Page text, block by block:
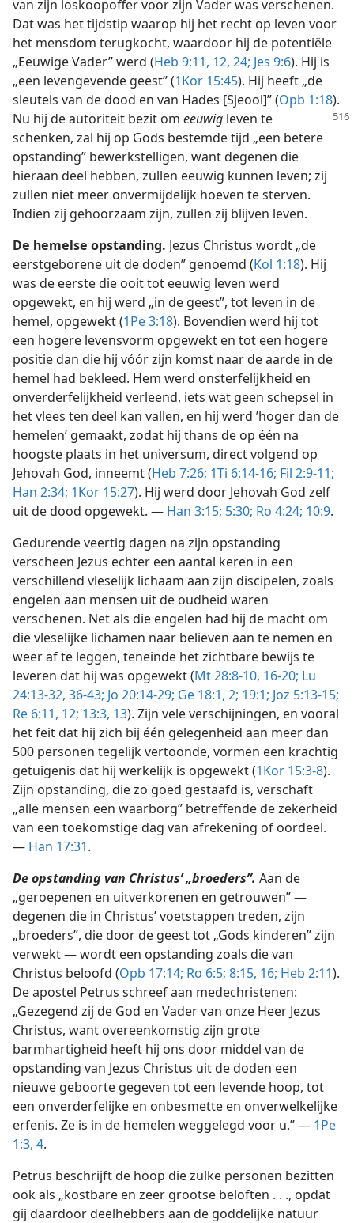
van zijn loskoopoffer voor zijn Vader was verschenen.
Dat was het tijdstip waarop hij het recht op leven voor
het mensdom terugkocht, waardoor hij de potentiële
„Eeuwige Vader” werd (Heb 9:11, 12, 24; Jes 9:6). Hij is
„een levengevende geest” (1Kor 15:45). Hij heeft „de
sleutels van de dood en van Hades [Sjeool]” (Opb 1:18).
Nu hij de autoriteit bezit om eeuwig leven te
schenken, zal hij op Gods bestemde tijd „een betere
opstanding” bewerkstelligen, want degenen die
hieraan deel hebben, zullen eeuwig kunnen leven; zij
zullen niet meer onvermijdelijk hoeven te sterven.
Indien zij gehoorzaam zijn, zullen zij blijven leven.
De hemelse opstanding. Jezus Christus wordt „de
eerstgeborene uit de doden” genoemd (Kol 1:18). Hij
was de eerste die ooit tot eeuwig leven werd
opgewekt, en hij werd „in de geest”, tot leven in de
hemel, opgewekt (1Pe 3:18). Bovendien werd hij tot
een hogere levensvorm opgewekt en tot een hogere
positie dan die hij vóór zijn komst naar de aarde in de
hemel had bekleed. Hem werd onsterfelijkheid en
onverderfelijkheid verleend, iets wat geen schepsel in
het vlees ten deel kan vallen, en hij werd ’hoger dan de
hemelen’ gemaakt, zodat hij thans de op één na
hoogste plaats in het universum, direct volgend op
Jehovah God, inneemt (Heb 7:26; 1Ti 6:14-16; Fil 2:9-11;
Han 2:34; 1Kor 15:27). Hij werd door Jehovah God zelf
uit de dood opgewekt. — Han 3:15; 5:30; Ro 4:24; 10:9.
Gedurende veertig dagen na zijn opstanding
verscheen Jezus echter een aantal keren in een
verschillend vleselijk lichaam aan zijn discipelen, zoals
engelen aan mensen uit de oudheid waren
verschenen. Net als die engelen had hij de macht om
die vleselijke lichamen naar believen aan te nemen en
weer af te leggen, teneinde het zichtbare bewijs te
leveren dat hij was opgewekt (Mt 28:8-10, 16-20; Lu
24:13-32, 36-43; Jo 20:14-29; Ge 18:1, 2; 19:1; Joz 5:13-15;
Re 6:11, 12; 13:3, 13). Zijn vele verschijningen, en vooral
het feit dat hij zich bij één gelegenheid aan meer dan
500 personen tegelijk vertoonde, vormen een krachtig
getuigenis dat hij werkelijk is opgewekt (1Kor 15:3-8).
Zijn opstanding, die zo goed gestaafd is, verschaft
„alle mensen een waarborg” betreffende de zekerheid
van een toekomstige dag van afrekening of oordeel.
— Han 17:31.
De opstanding van Christus’ „broeders”. Aan de
„geroepenen en uitverkorenen en getrouwen” —
degenen die in Christus’ voetstappen treden, zijn
„broeders”, die door de geest tot „Gods kinderen” zijn
verwekt — wordt een opstanding zoals die van
Christus beloofd (Opb 17:14; Ro 6:5; 8:15, 16; Heb 2:11).
De apostel Petrus schreef aan medechristenen:
„Gezegend zij de God en Vader van onze Heer Jezus
Christus, want overeenkomstig zijn grote
barmhartigheid heeft hij ons door middel van de
opstanding van Jezus Christus uit de doden een
nieuwe geboorte gegeven tot een levende hoop, tot
een onverderfelijke en onbesmette en onverwelkelijke
erfenis. Ze is in de hemelen weggelegd voor u.” — 1Pe
1:3, 4.
Petrus beschrijft de hoop die zulke personen bezitten
ook als „kostbare en zeer grootse beloften . . ., opdat
gij daardoor deelhebbers aan de goddelijke natuur